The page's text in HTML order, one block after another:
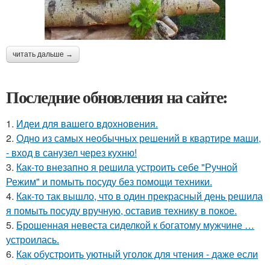
читать дальше →
Последние обновления на сайте:
1. Идеи для вашего вдохновения.
2. Одно из самых необычных решений в квартире маши,
- вход в санузел через кухню!
3. Как-то внезапно я решила устроить себе "Ручной
Режим" и помыть посуду без помощи техники.
4. Как-то так вышло, что в один прекрасный день решила
я помыть посуду вручную, оставив технику в покое.
5. Брошенная невеста сиделкой к богатому мужчине …
устроилась.
6. Как обустроить уютный уголок для чтения - даже если